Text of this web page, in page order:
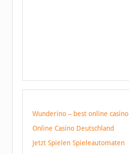
Wunderino – best online casino
Online Casino Deutschland
Jetzt Spielen Spieleautomaten